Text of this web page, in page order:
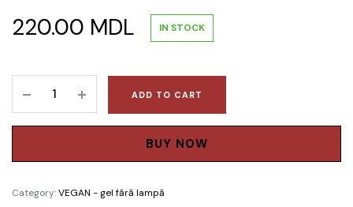
220.00 MDL IN STOCK
Clasic
Green
Vegan
Didier
ADD TO CART
BUY NOW
Category:VEGAN - gel fără lampă